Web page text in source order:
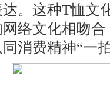
。这种T恤文
络文化相吻
消费精神“一